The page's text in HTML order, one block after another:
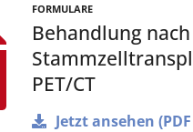
FORMULARE
Behandlung
PET/CT
Jetzt ansehen